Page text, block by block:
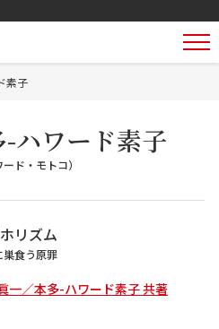
素子
ハワード素子
ド・モトコ）
リズム
巣食う原罪
一／本多-ハワード素子 共著